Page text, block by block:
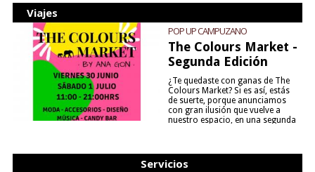
Viajes
POP UP CAMPUZANO
The Colours Market -
Segunda Edición
¿Te quedaste con ganas de The
Colours Market? Si es así, estás
de suerte, porque anunciamos
con gran ilusión que vuelve a
nuestro espacio, en una segunda
Servicios